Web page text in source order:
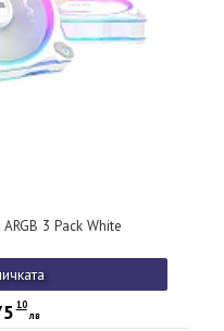
3 Pack White
10
лв